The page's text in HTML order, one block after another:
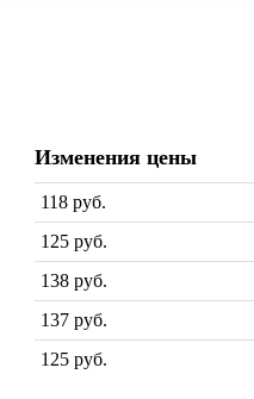
Изменения цены
118 руб.
125 руб.
138 руб.
137 руб.
125 руб.